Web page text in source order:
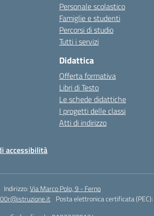
Personale scolastico
Famiglie e studenti
Percorsi di studio
Tutti i servizi
Didattica
Offerta formativa
Libri di Testo
Le schede didattiche
I progetti delle classi
Atti di indirizzo
accessibilità
Indirizzo:Via Marco Polo, 9 - Ferno
Posta elettronica certificata (PEC):